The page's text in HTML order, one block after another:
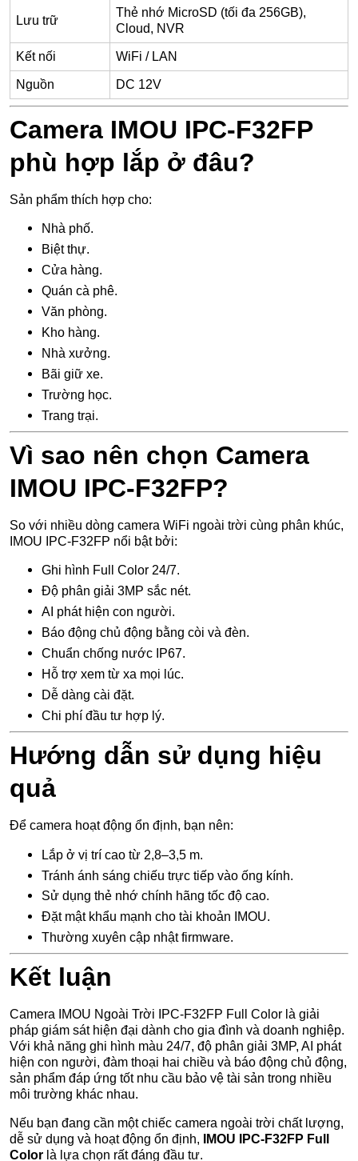
Lưu trữ
Thẻ nhớ MicroSD (tối đa 256GB),
Cloud, NVR
Kết nối WiFi / LAN
Nguồn DC 12V
Camera IMOU IPC-F32FP
phù hợp lắp ở đâu?
Sản phẩm thích hợp cho:
Nhà phố.
Biệt thự.
Cửa hàng.
Quán cà phê.
Văn phòng.
Kho hàng.
Nhà xưởng.
Bãi giữ xe.
Trường học.
Trang trại.
Vì sao nên chọn Camera
IMOU IPC-F32FP?
So với nhiều dòng camera WiFi ngoài trời cùng phân khúc,
IMOU IPC-F32FP nổi bật bởi:
Ghi hình Full Color 24/7.
Độ phân giải 3MP sắc nét.
AI phát hiện con người.
Báo động chủ động bằng còi và đèn.
Chuẩn chống nước IP67.
Hỗ trợ xem từ xa mọi lúc.
Dễ dàng cài đặt.
Chi phí đầu tư hợp lý.
Hướng dẫn sử dụng hiệu
quả
Để camera hoạt động ổn định, bạn nên:
Lắp ở vị trí cao từ 2,8–3,5 m.
Tránh ánh sáng chiếu trực tiếp vào ống kính.
Sử dụng thẻ nhớ chính hãng tốc độ cao.
Đặt mật khẩu mạnh cho tài khoản IMOU.
Thường xuyên cập nhật firmware.
Kết luận
Camera IMOU Ngoài Trời IPC-F32FP Full Color là giải
pháp giám sát hiện đại dành cho gia đình và doanh nghiệp.
Với khả năng ghi hình màu 24/7, độ phân giải 3MP, AI phát
hiện con người, đàm thoại hai chiều và báo động chủ động,
sản phẩm đáp ứng tốt nhu cầu bảo vệ tài sản trong nhiều
môi trường khác nhau.
Nếu bạn đang cần một chiếc camera ngoài trời chất lượng,
dễ sử dụng và hoạt động ổn định,
IMOU IPC-F32FP Full
Color là lựa chọn rất đáng đầu tư.